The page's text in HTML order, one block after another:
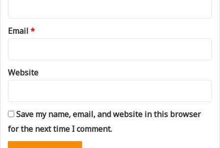
Email *
Website
Save my name, email, and website in this browser
for the next time I comment.